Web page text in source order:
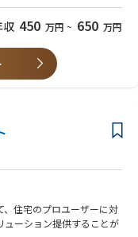
の経験がある方歓迎です。
収 450 万円 ~ 650 万円
住宅のプロユーザーに対
ューション提供することが